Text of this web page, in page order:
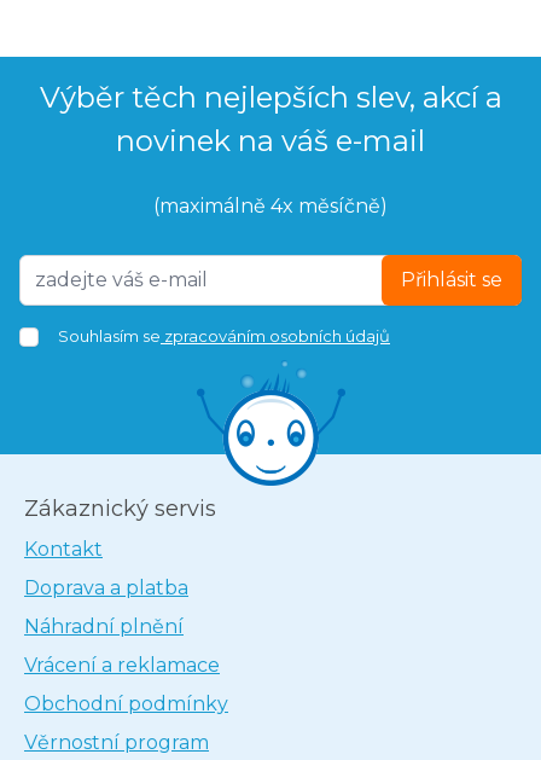
Výběr těch nejlepších slev, akcí a
novinek na váš e-mail
(maximálně 4x měsíčně)
Přihlásit se
Souhlasím se zpracováním osobních údajů
Zákaznický servis
Kontakt
Doprava a platba
Náhradní plnění
Vrácení a reklamace
Obchodní podmínky
Věrnostní program